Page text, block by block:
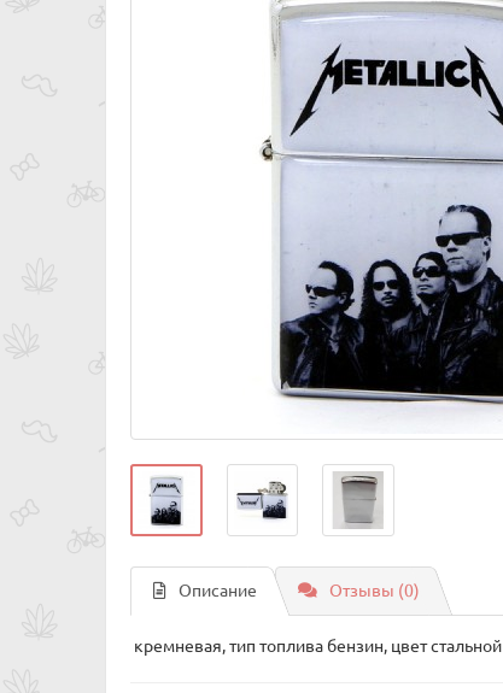
Описание Отзывы (0)
кремневая, тип топлива бензин, цвет стальной